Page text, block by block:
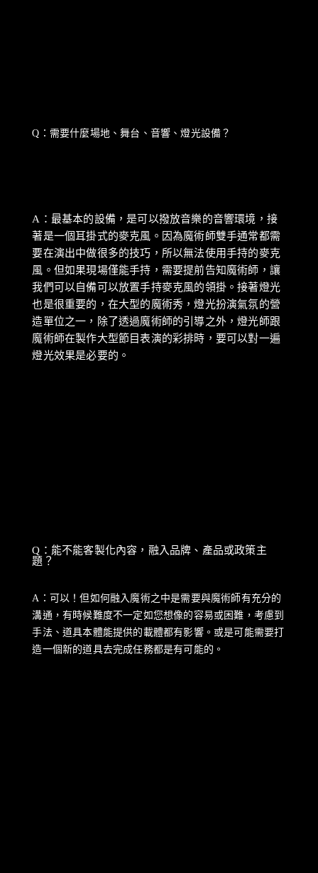
Q：需要什麼場地、舞台、音響、燈光設備？
A：最基本的設備，是可以撥放音樂的音響環境，接
著是一個耳掛式的麥克風。因為魔術師雙手通常都需
要在演出中做很多的技巧，所以無法使用手持的麥克
風。但如果現場僅能手持，需要提前告知魔術師，讓
我們可以自備可以放置手持麥克風的領掛。接著燈光
也是很重要的，在大型的魔術秀，燈光扮演氣氛的營
造單位之一，除了透過魔術師的引導之外，燈光師跟
魔術師在製作大型節目表演的彩排時，要可以對一遍
燈光效果是必要的。
Q：能不能客製化內容，融入品牌、產品或政策主
題？
A：可以！但如何融入魔術之中是需要與魔術師有充分的
溝通，有時候難度不一定如您想像的容易或困難，考慮到
手法、道具本體能提供的載體都有影響。或是可能需要打
造一個新的道具去完成任務都是有可能的。